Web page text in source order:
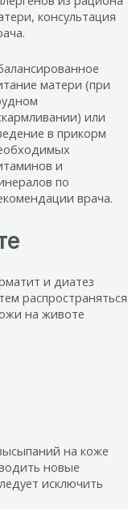
консультация
матери (при
или
в прикорм
и
по
врача.
и диатез
распространяться
на животе
на коже
новые
исключить